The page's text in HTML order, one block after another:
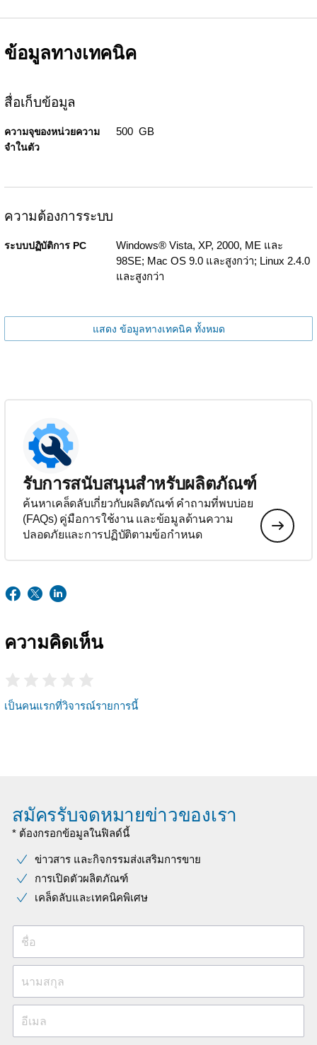
ข้อมูลทางเทคนิค
สื่อเก็บข้อมูล
ความจุของหน่วยความ
จำในตัว
500 GB
ความต้องการระบบ
ระบบปฏิบัติการ PC
Windows® Vista, XP, 2000, ME และ
98SE; Mac OS 9.0 และสูงกว่า; Linux 2.4.0
และสูงกว่า
แสดง ข้อมูลทางเทคนิค ทั้งหมด
รับการสนับสนุนสำหรับผลิตภัณฑ์
ค้นหาเคล็ดลับเกี่ยวกับผลิตภัณฑ์ คำถามที่พบบ่อย
(FAQs) คู่มือการใช้งาน และข้อมูลด้านความ
ปลอดภัยและการปฏิบัติตามข้อกำหนด
ความคิดเห็น
เป็นคนแรกที่วิจารณ์รายการนี้
สมัครรับจดหมายข่าวของเรา
* ต้องกรอกข้อมูลในฟิลด์นี้
ข่าวสาร และกิจกรรมส่งเสริมการขาย
การเปิดตัวผลิตภัณฑ์
เคล็ดลับและเทคนิคพิเศษ
ชื่อ
นามสกุล
อีเมล